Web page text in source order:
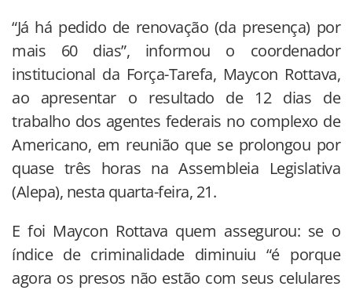
“Já há pedido de renovação (da presença) por
mais 60 dias”, informou o coordenador
institucional da Força-Tarefa, Maycon Rottava,
ao apresentar o resultado de 12 dias de
trabalho dos agentes federais no complexo de
Americano, em reunião que se prolongou por
quase três horas na Assembleia Legislativa
(Alepa), nesta quarta-feira, 21.
E foi Maycon Rottava quem assegurou: se o
índice de criminalidade diminuiu “é porque
agora os presos não estão com seus celulares